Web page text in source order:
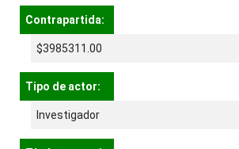
Contrapartida:
$3985311.00
Tipo de actor:
Investigador